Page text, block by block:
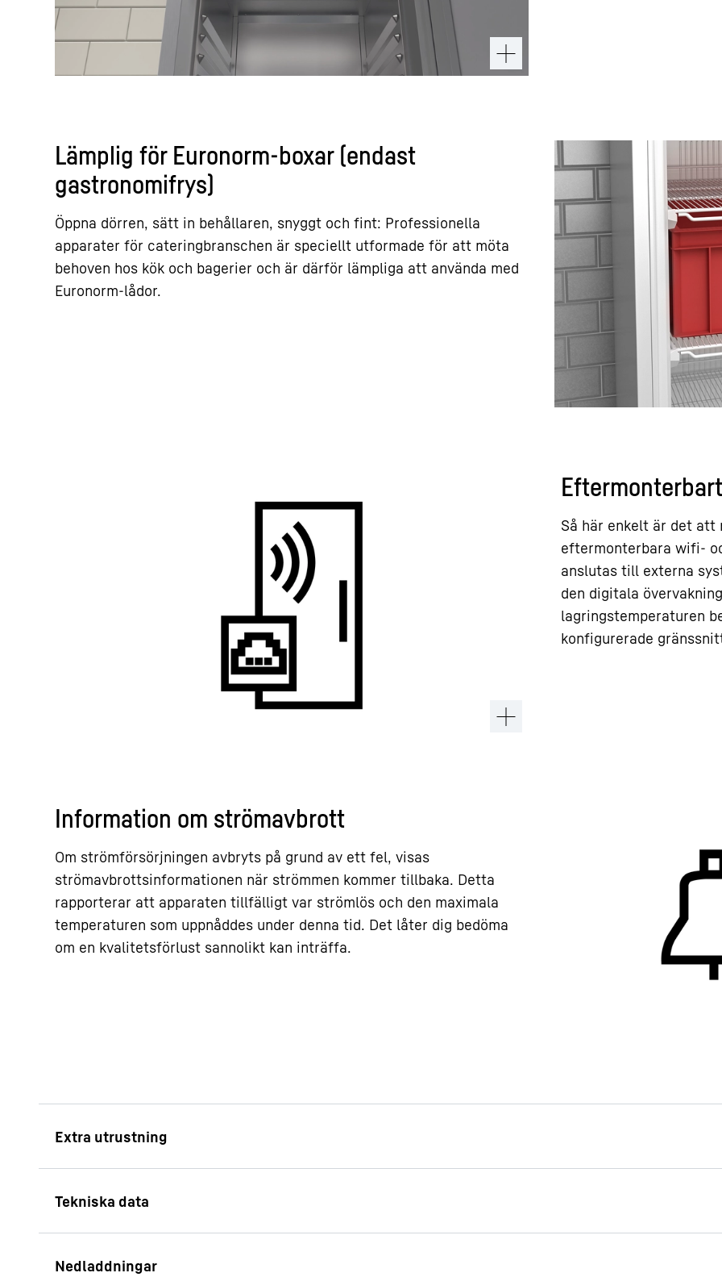
Lämplig för Euronorm-boxar (endast
gastronomifrys)
Öppna dörren, sätt in behållaren, snyggt och fint: Professionella
apparater för cateringbranschen är speciellt utformade för att möta
behoven hos kök och bagerier och är därför lämpliga att använda med
Euronorm-lådor.
Så här enkelt är det att
eftermonterbara wifi-
anslutas till externa
den digitala
lagringstemperaturen
konfigurerade
Information om strömavbrott
Om strömförsörjningen avbryts på grund av ett fel, visas
strömavbrottsinformationen när strömmen kommer tillbaka. Detta
rapporterar att apparaten tillfälligt var strömlös och den maximala
temperaturen som uppnåddes under denna tid. Det låter dig bedöma
om en kvalitetsförlust sannolikt kan inträffa.
plats exakt när du behöver den. Det är därför